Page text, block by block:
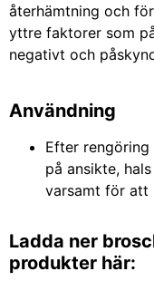
återhämtning och
yttre faktorer som
negativt och
Användning
Efter
på ansikte,
varsamt för att
Ladda ner
produkter här: